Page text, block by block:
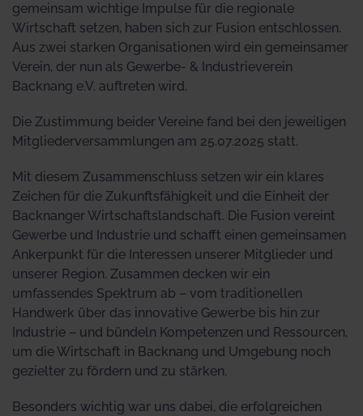
gemeinsam wichtige Impulse für die regionale
Wirtschaft setzen, haben sich zur Fusion entschlossen.
Aus zwei starken Organisationen wird ein gemeinsamer
Verein, der nun als Gewerbe- & Industrieverein
Backnang e.V. auftreten wird.
Die Zustimmung beider Vereine fand bei den jeweiligen
Mitgliederversammlungen am 25.07.2025 statt.
Mit diesem Zusammenschluss setzen wir ein klares
Zeichen für die Zukunftsfähigkeit und die Einheit der
Backnanger Wirtschaftslandschaft. Die Fusion vereint
Gewerbe und Industrie und schafft einen gemeinsamen
Ankerpunkt für die Interessen unserer Mitglieder und
unserer Region. Zusammen decken wir ein
umfassendes Spektrum ab – vom traditionellen
Handwerk über das innovative Gewerbe bis hin zur
Industrie – und bündeln Kompetenzen und Ressourcen,
um die Wirtschaft in Backnang und Umgebung noch
gezielter zu fördern und zu stärken.
Besonders wichtig war uns dabei, die erfolgreichen